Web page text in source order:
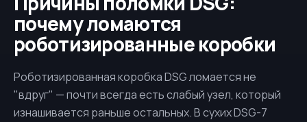
почему ломаются
роботизированные коробки
Роботизированная коробка DSG ломается не
"вдруг" — почти всегда есть слабый узел, который
изнашивается раньше остальных. В сухих DSG-7